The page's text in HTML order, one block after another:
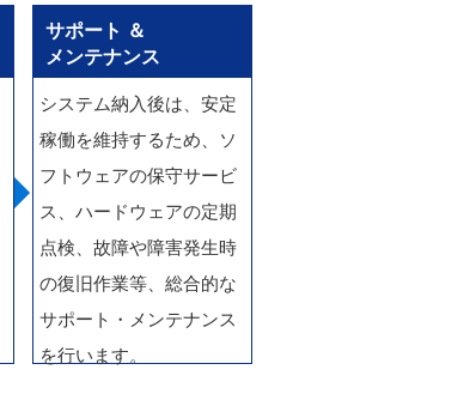
サポート ＆
メンテナンス
システム納入後は、安定
稼働を維持するため、ソ
フトウェアの保守サービ
ス、ハードウェアの定期
点検、故障や障害発生時
の復旧作業等、総合的な
サポート・メンテナンス
を行います。